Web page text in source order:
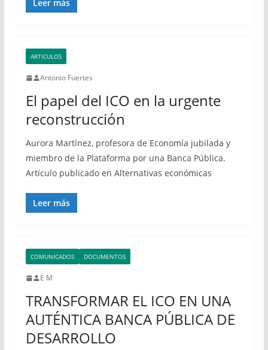
Leer más
ARTICULOS
Antonio Fuertes
El papel del ICO en la urgente
reconstrucción
Aurora Martínez, profesora de Economía jubilada y
miembro de la Plataforma por una Banca Pública.
Artículo publicado en Alternativas económicas
Leer más
COMUNICADOS DOCUMENTOS
E M
TRANSFORMAR EL ICO EN UNA
AUTÉNTICA BANCA PÚBLICA DE
DESARROLLO